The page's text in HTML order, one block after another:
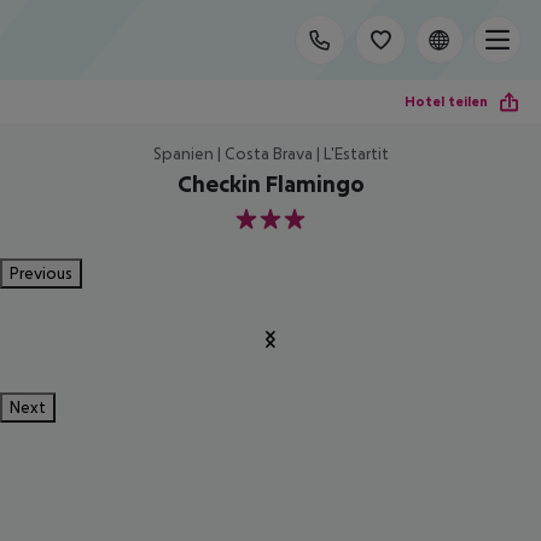
Hotel teilen
Spanien | Costa Brava | L'Estartit
Checkin Flamingo
3
Previous
Next